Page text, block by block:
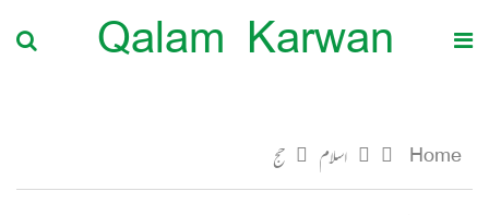
Qalam Karwan
Home اسلام حج